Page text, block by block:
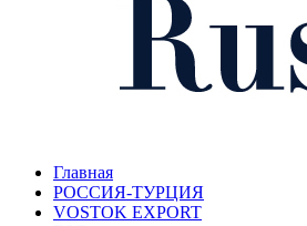
Главная
РОССИЯ-ТУРЦИЯ
VOSTOK EXPORT